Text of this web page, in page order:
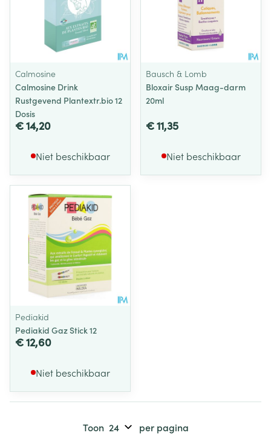
Calmosine
Calmosine Drink
Rustgevend Plantextr.bio 12
Dosis
€ 14,20
Niet beschikbaar
Bausch & Lomb
Bloxair Susp Maag-darm
20ml
€ 11,35
Niet beschikbaar
Pediakid
Pediakid Gaz Stick 12
€ 12,60
Niet beschikbaar
Toon per pagina